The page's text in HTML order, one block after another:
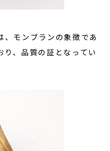
、モンブランの象徴であ
、品質の証となってい